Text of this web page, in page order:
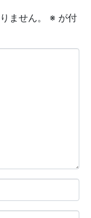
ません。 ※ が付